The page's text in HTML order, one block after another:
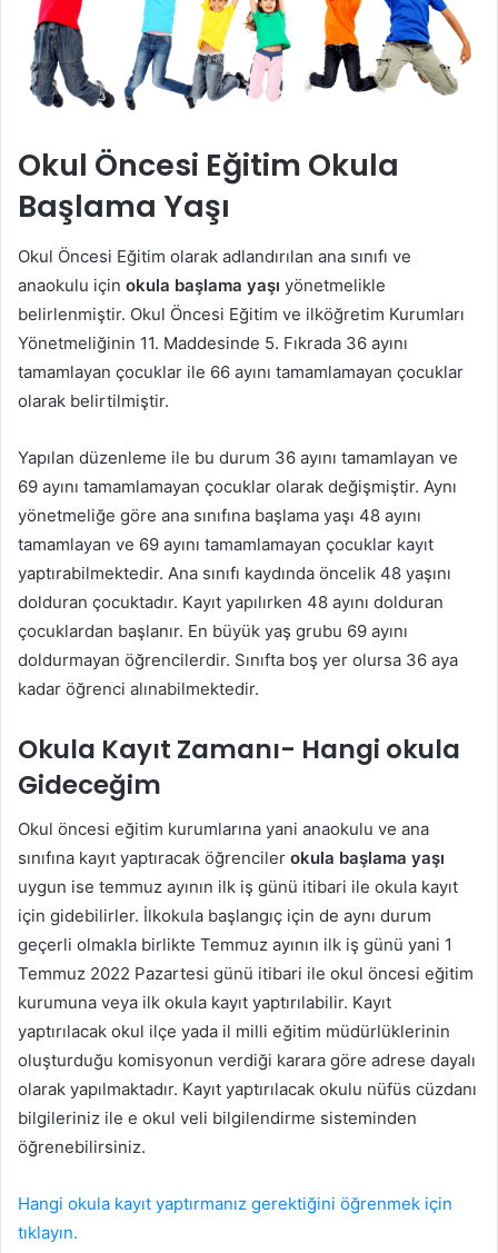
Okul Öncesi Eğitim Okula
Başlama Yaşı
Okul Öncesi Eğitim olarak adlandırılan ana sınıfı ve
anaokulu için okula başlama yaşı yönetmelikle
belirlenmiştir. Okul Öncesi Eğitim ve ilköğretim Kurumları
Yönetmeliğinin 11. Maddesinde 5. Fıkrada 36 ayını
tamamlayan çocuklar ile 66 ayını tamamlamayan çocuklar
olarak belirtilmiştir.
Yapılan düzenleme ile bu durum 36 ayını tamamlayan ve
69 ayını tamamlamayan çocuklar olarak değişmiştir. Aynı
yönetmeliğe göre ana sınıfına başlama yaşı 48 ayını
tamamlayan ve 69 ayını tamamlamayan çocuklar kayıt
yaptırabilmektedir. Ana sınıfı kaydında öncelik 48 yaşını
dolduran çocuktadır. Kayıt yapılırken 48 ayını dolduran
çocuklardan başlanır. En büyük yaş grubu 69 ayını
doldurmayan öğrencilerdir. Sınıfta boş yer olursa 36 aya
kadar öğrenci alınabilmektedir.
Okula Kayıt Zamanı- Hangi okula
Gideceğim
Okul öncesi eğitim kurumlarına yani anaokulu ve ana
sınıfına kayıt yaptıracak öğrenciler okula başlama yaşı
uygun ise temmuz ayının ilk iş günü itibari ile okula kayıt
için gidebilirler. İlkokula başlangıç için de aynı durum
geçerli olmakla birlikte Temmuz ayının ilk iş günü yani 1
Temmuz 2022 Pazartesi günü itibari ile okul öncesi eğitim
kurumuna veya ilk okula kayıt yaptırılabilir. Kayıt
yaptırılacak okul ilçe yada il milli eğitim müdürlüklerinin
oluşturduğu komisyonun verdiği karara göre adrese dayalı
olarak yapılmaktadır. Kayıt yaptırılacak okulu nüfüs cüzdanı
bilgileriniz ile e okul veli bilgilendirme sisteminden
öğrenebilirsiniz.
Hangi okula kayıt yaptırmanız gerektiğini öğrenmek için
tıklayın.